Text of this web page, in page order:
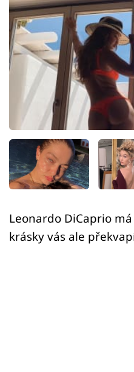
Virály
Sex a vztahy
Videa
Sledujte prima+
Přihlášení
Sledujte nás
Leonardo DiCaprio
krásky vás ale